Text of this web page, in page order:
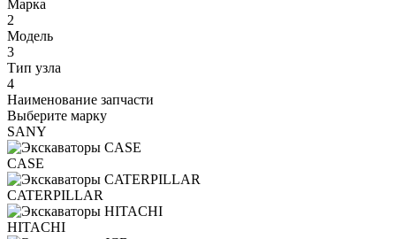
Марка
2
Модель
3
Тип узла
4
Наименование запчасти
Выберите марку
SANY
CASE
CATERPILLAR
HITACHI